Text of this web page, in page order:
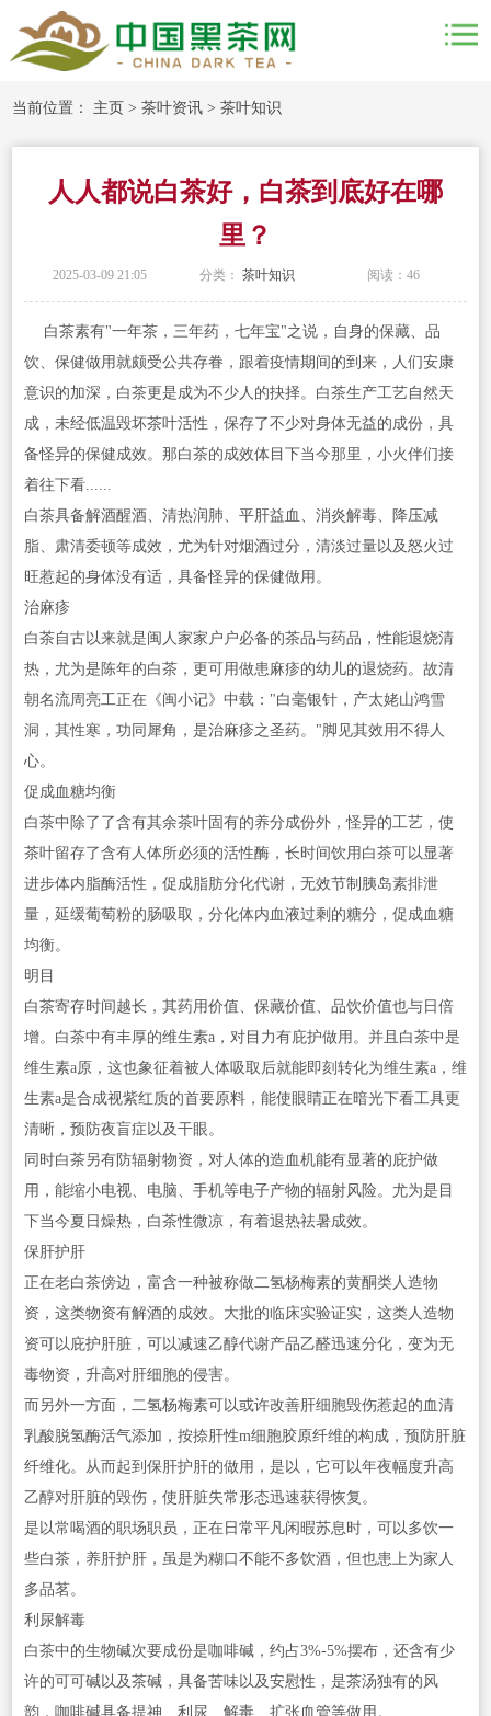
当前位置： 主页 >茶叶资讯 >茶叶知识
人人都说白茶好，白茶到底好在哪
里？
2025-03-09 21:05 分类：茶叶知识 阅读：46
白茶素有"一年茶，三年药，七年宝"之说，自身的保藏、品
饮、保健做用就颇受公共存眷，跟着疫情期间的到来，人们安康
意识的加深，白茶更是成为不少人的抉择。白茶生产工艺自然天
成，未经低温毁坏茶叶活性，保存了不少对身体无益的成份，具
备怪异的保健成效。那白茶的成效体目下当今那里，小火伴们接
着往下看......
白茶具备解酒醒酒、清热润肺、平肝益血、消炎解毒、降压减
脂、肃清委顿等成效，尤为针对烟酒过分，清淡过量以及怒火过
旺惹起的身体没有适，具备怪异的保健做用。
治麻疹
白茶自古以来就是闽人家家户户必备的茶品与药品，性能退烧清
热，尤为是陈年的白茶，更可用做患麻疹的幼儿的退烧药。故清
朝名流周亮工正在《闽小记》中载："白毫银针，产太姥山鸿雪
洞，其性寒，功同犀角，是治麻疹之圣药。"脚见其效用不得人
心。
促成血糖均衡
白茶中除了了含有其余茶叶固有的养分成份外，怪异的工艺，使
茶叶留存了含有人体所必须的活性酶，长时间饮用白茶可以显著
进步体内脂酶活性，促成脂肪分化代谢，无效节制胰岛素排泄
量，延缓葡萄粉的肠吸取，分化体内血液过剩的糖分，促成血糖
均衡。
明目
白茶寄存时间越长，其药用价值、保藏价值、品饮价值也与日倍
增。白茶中有丰厚的维生素a，对目力有庇护做用。并且白茶中是
维生素a原，这也象征着被人体吸取后就能即刻转化为维生素a，维
生素a是合成视紫红质的首要原料，能使眼睛正在暗光下看工具更
清晰，预防夜盲症以及干眼。
同时白茶另有防辐射物资，对人体的造血机能有显著的庇护做
用，能缩小电视、电脑、手机等电子产物的辐射风险。尤为是目
下当今夏日燥热，白茶性微凉，有着退热祛暑成效。
保肝护肝
正在老白茶傍边，富含一种被称做二氢杨梅素的黄酮类人造物
资，这类物资有解酒的成效。大批的临床实验证实，这类人造物
资可以庇护肝脏，可以减速乙醇代谢产品乙醛迅速分化，变为无
毒物资，升高对肝细胞的侵害。
而另外一方面，二氢杨梅素可以或许改善肝细胞毁伤惹起的血清
乳酸脱氢酶活气添加，按捺肝性m细胞胶原纤维的构成，预防肝脏
纤维化。从而起到保肝护肝的做用，是以，它可以年夜幅度升高
乙醇对肝脏的毁伤，使肝脏失常形态迅速获得恢复。
是以常喝酒的职场职员，正在日常平凡闲暇苏息时，可以多饮一
些白茶，养肝护肝，虽是为糊口不能不多饮酒，但也患上为家人
多品茗。
利尿解毒
白茶中的生物碱次要成份是咖啡碱，约占3%-5%摆布，还含有少
许的可可碱以及茶碱，具备苦味以及安慰性，是茶汤独有的风
韵，咖啡碱具备提神、利尿、解毒、扩张血管等做用。